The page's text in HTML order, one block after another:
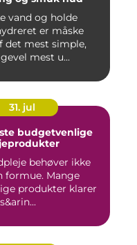
vand og holde
er måske
det mest simple,
mest u...
31. jul
budgetvenlige
behøver ikke
formue. Mange
produkter klarer